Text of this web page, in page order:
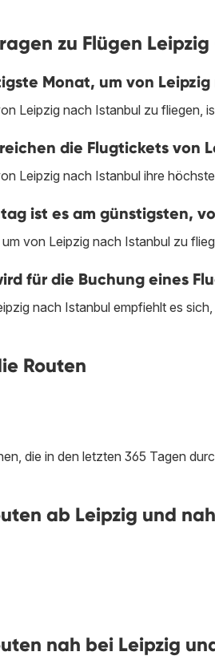
zu Flügen
Monat, um von
Leipzig nach Istanbul zu fliegen,
die Flugtickets von
Leipzig nach Istanbul ihre
ist es am günstigsten,
von Leipzig nach Istanbul zu
für die Buchung eines
nach Istanbul empfiehlt es
Routen
die in den letzten 365 Tagen
ab Leipzig und
nah bei Leipzig